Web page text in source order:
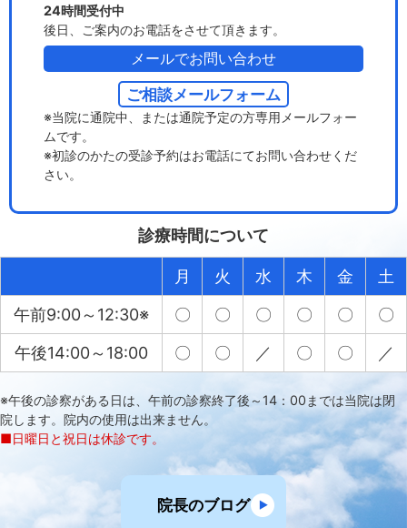
24時間受付中
後日、ご案内のお電話をさせて頂きます。
メールでお問い合わせ
ご相談メールフォーム
※当院に通院中、または通院予定の方専用メールフォー
ムです。
※初診のかたの受診予約はお電話にてお問い合わせくだ
さい。
診療時間について
月 火 水 木 金
土
午前9:00～12:30※
〇 〇 〇 〇 〇
〇
午後14:00～18:00
〇 〇 ／ 〇 〇 ／
※午後の診察がある日は、午前の診察終了後～14：00までは当院は閉
院します。院内の使用は出来ません。
■日曜日と祝日は休診です。
院長のブログ